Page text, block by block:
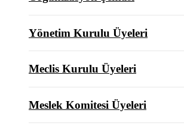
Yönetim Kurulu Üyeleri
Meclis Kurulu Üyeleri
Meslek Komitesi Üyeleri